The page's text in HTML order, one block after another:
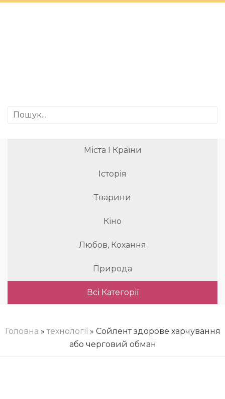
Міста І Країни
Історія
Тварини
Кіно
Любов, Кохання
Природа
Всі Категорії
Головна »технології» Сойлент здорове харчування
або черговий обман